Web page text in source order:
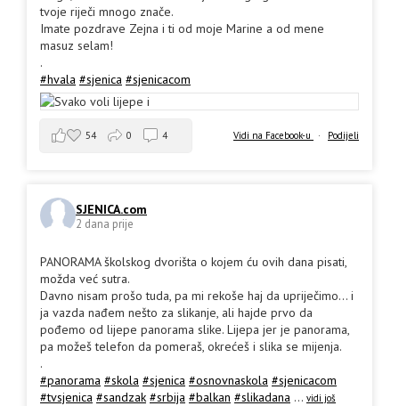
tvoje riječi mnogo znače.
Imate pozdrave Zejna i ti od moje Marine a od mene
masuz selam!
.
#hvala #sjenica #sjenicacom
Vidi na Facebook-u · Podijeli
54 0 4
SJENICA.com
2 dana prije
PANORAMA školskog dvorišta o kojem ću ovih dana pisati,
možda već sutra.
Davno nisam prošo tuda, pa mi rekoše haj da upriječimo... i
ja vazda nađem nešto za slikanje, ali hajde prvo da
pođemo od lijepe panorama slike. Lijepa jer je panorama,
pa možeš telefon da pomeraš, okrećeš i slika se mijenja.
.
#panorama #skola #sjenica #osnovnaskola #sjenicacom
#tvsjenica #sandzak #srbija #balkan #slikadana ... vidi još